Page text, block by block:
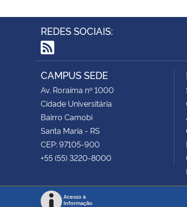
REDES SOCIAIS:
RSS
CAMPUS SEDE
Av. Roraima nº 1000
Cidade Universitária
Bairro Camobi
Santa Maria - RS
CEP: 97105-900
+55 (55) 3220-8000
Acesso à
Informação